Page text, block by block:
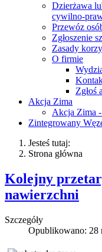
Dzierżawa
cywilno-
Przewóz
Zgłoszenie
Zasady
O firmie
Zgłoś
Akcja Zima
Akcja Zima
Zintegrowany
Jesteś tutaj:
Strona główna
Kolejny
nawierzchni
Szczegóły
Opublikowano: 28